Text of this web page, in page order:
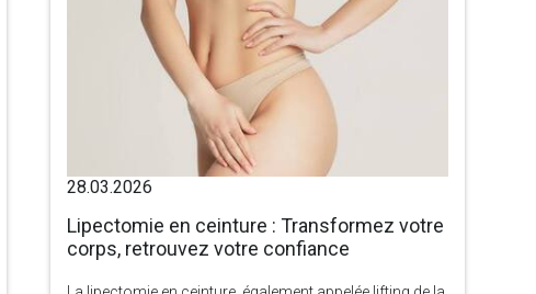
28.03.2026
Lipectomie en ceinture : Transformez votre
corps, retrouvez votre confiance